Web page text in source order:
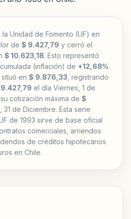
, la Unidad de Fomento (UF) en
de $ 9.427,79 y cerró el
$ 10.623,18. Esto representó
(inflación) de +12,68%.
en $ 9.876,33 , registrando
el día Viernes, 1 de
cotización máxima de $
31 de Diciembre. Esta serie
de 1993 sirve de base oficial
comerciales, arriendos
de créditos hipotecarios
en Chile.